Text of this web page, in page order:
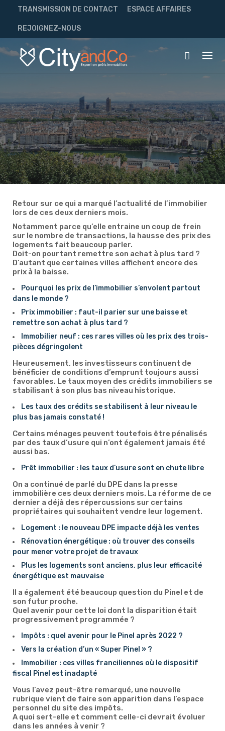
content
TRANSMISSION DE CONTACT ESPACE AFFAIRES
REJOIGNEZ-NOUS
Retour sur ce qui a marqué l’actualité de l’immobilier
lors de ces deux derniers mois.
Notamment parce qu’elle entraine un coup de frein
sur le nombre de transactions, la hausse des prix des
logements fait beaucoup parler.
Doit-on pourtant remettre son achat à plus tard ?
D’autant que certaines villes affichent encore des
prix à la baisse.
Pourquoi les prix de l’immobilier s’envolent partout
dans le monde ?
Prix immobilier : faut-il parier sur une baisse et
remettre son achat à plus tard ?
Immobilier neuf : ces rares villes où les prix des trois-
pièces dégringolent
Heureusement, les investisseurs continuent de
bénéficier de conditions d’emprunt toujours aussi
favorables. Le taux moyen des crédits immobiliers se
stabilisant à son plus bas niveau historique.
Les taux des crédits se stabilisent à leur niveau le
plus bas jamais constaté !
Certains ménages peuvent toutefois être pénalisés
par des taux d’usure qui n’ont également jamais été
aussi bas.
Prêt immobilier : les taux d’usure sont en chute libre
On a continué de parlé du DPE dans la presse
immobilière ces deux derniers mois. La réforme de ce
dernier a déjà des répercussions sur certains
propriétaires qui souhaitent vendre leur logement.
Logement : le nouveau DPE impacte déjà les ventes
Rénovation énergétique : où trouver des conseils
pour mener votre projet de travaux
Plus les logements sont anciens, plus leur efficacité
énergétique est mauvaise
Il a également été beaucoup question du Pinel et de
son futur proche.
Quel avenir pour cette loi dont la disparition était
progressivement programmée ?
Impôts : quel avenir pour le Pinel après 2022 ?
Vers la création d’un « Super Pinel » ?
Immobilier : ces villes franciliennes où le dispositif
fiscal Pinel est inadapté
Vous l’avez peut-être remarqué, une nouvelle
rubrique vient de faire son apparition dans l’espace
personnel du site des impôts.
A quoi sert-elle et comment celle-ci devrait évoluer
dans les années à venir ?